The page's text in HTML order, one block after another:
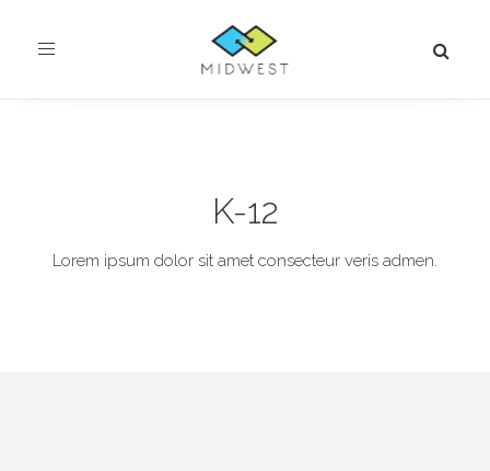
Toggle
K-12
Lorem ipsum dolor sit amet consecteur veris admen.